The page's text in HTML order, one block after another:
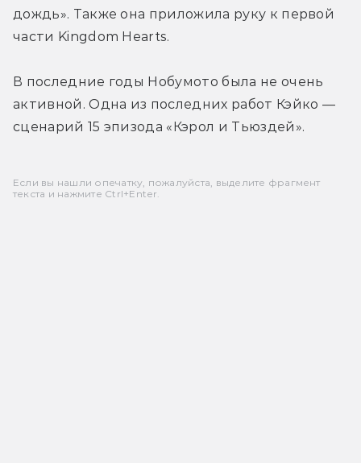
дождь». Также она приложила руку к первой
части Kingdom Hearts.
В последние годы Нобумото была не очень
активной. Одна из последних работ Кэйко —
сценарий 15 эпизода «Кэрол и Тьюздей».
Если вы нашли опечатку, пожалуйста, выделите фрагмент
текста и нажмите Ctrl+Enter.